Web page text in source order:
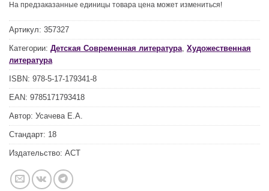
На предзаказанные единицы товара цена может измениться!
Артикул: 357327
Категории: Детская Современная литература Художественная
литература
ISBN: 978-5-17-179341-8
EAN: 9785171793418
Автор: Усачева Е.А.
Стандарт: 18
Издательство: АСТ